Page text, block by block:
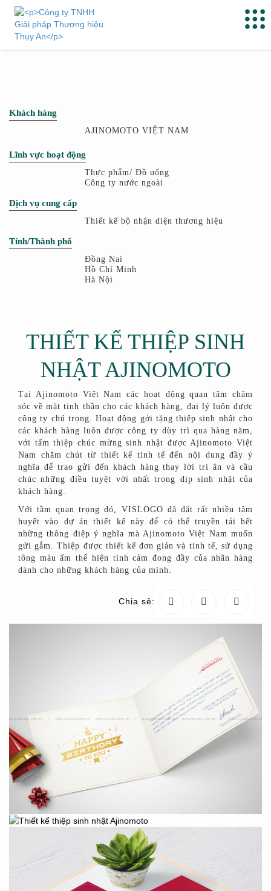
Khách hàng
AJINOMOTO VIỆT NAM
Lĩnh vực hoạt động
Thực phẩm/ Đồ uống
Công ty nước ngoài
Dịch vụ cung cấp
Thiết kế bộ nhận diện thương hiệu
Tỉnh/Thành phố
Đồng Nai
Hồ Chí Minh
Hà Nội
THIẾT KẾ THIỆP SINH
NHẬT AJINOMOTO
Tại Ajinomoto Việt Nam các hoạt động quan tâm chăm
sóc về mặt tinh thần cho các khách hàng, đại lý luôn được
công ty chú trọng. Hoạt động gởi tặng thiệp sinh nhật cho
các khách hàng luôn được công ty dùy trì qua hàng năm,
với tấm thiệp chúc mừng sinh nhật được Ajinomoto Việt
Nam chăm chút từ thiết kế tinh tế đến nội dung đầy ý
nghĩa để trao gửi đến khách hàng thay lời tri ân và cầu
chúc những điều tuyệt vời nhất trong dịp sinh nhật của
khách hàng.
Với tầm quan trọng đó, VISLOGO đã đặt rất nhiều tâm
huyết vào dự án thiết kế này để có thể truyền tải hết
những thông điệp ý nghĩa mà Ajinomoto Việt Nam muốn
gửi gắm. Thiệp được thiết kế đơn giản và tinh tế, sử dụng
tông màu ấm thể hiện tình cảm đong đầy của nhãn hàng
dành cho những khách hàng của mình.
Chia sẻ: